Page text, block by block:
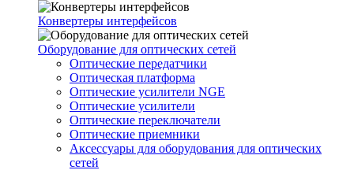
Конвертеры интерфейсов
Оборудование для оптических сетей
Оптические передатчики
Оптическая платформа
Оптические усилители NGE
Оптические усилители
Оптические переключатели
Оптические приемники
Аксессуары для оборудования для оптических
сетей